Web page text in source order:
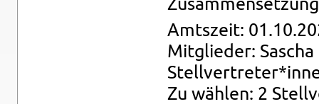
Amts­zeit:
Mit­glie­der:
Zu wäh­len: 2